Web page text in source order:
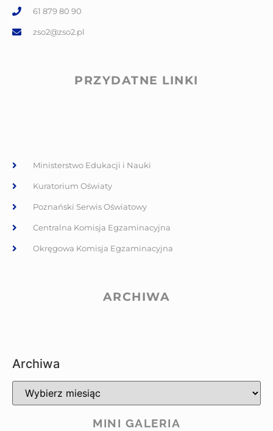
61 879 80 90
zso2@zso2.pl
PRZYDATNE LINKI
Ministerstwo Edukacji i Nauki
Kuratorium Oświaty
Poznański Serwis Oświatowy
Centralna Komisja Egzaminacyjna
Okręgowa Komisja Egzaminacyjna
ARCHIWA
Archiwa
MINI GALERIA